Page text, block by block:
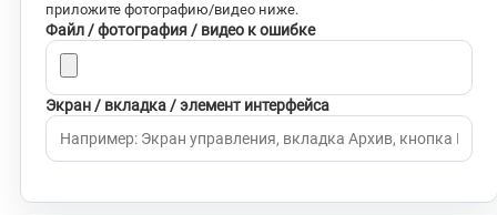
приложите фотографию/видео ниже.
Файл / фотография / видео к ошибке
Экран / вкладка / элемент интерфейса